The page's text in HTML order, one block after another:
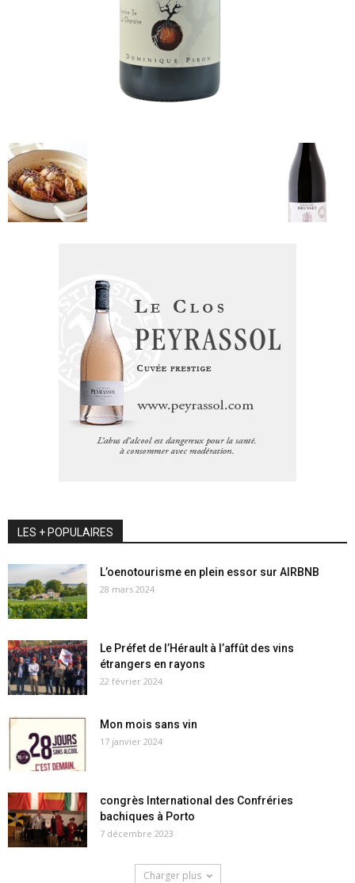
LES + POPULAIRES
L’oenotourisme en plein essor sur AIRBNB
28 mars 2024
Le Préfet de l’Hérault à l’affût des vins
étrangers en rayons
22 février 2024
Mon mois sans vin
17 janvier 2024
congrès International des Confréries
bachiques à Porto
7 décembre 2023
Charger plus